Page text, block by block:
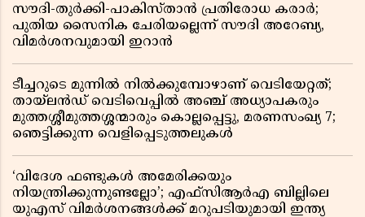
സൗദി-തുർക്കി-പാകിസ്താൻ പ്രതിരോധ കരാർ;
പുതിയ സൈനിക ചേരിയല്ലെന്ന് സൗദി അറേബ്യ,
വിമർശനവുമായി ഇറാൻ
ടീച്ചറുടെ മുന്നിൽ നിൽക്കുമ്പോഴാണ് വെടിയേറ്റത്;
തായ്‌ലൻഡ് വെടിവെപ്പിൽ അഞ്ച് അധ്യാപകരും
മുത്തശ്ശീമുത്തശ്ശന്മാരും കൊല്ലപ്പെട്ടു, മരണസംഖ്യ 7;
ഞെട്ടിക്കുന്ന വെളിപ്പെടുത്തലുകൾ
‘വിദേശ ഫണ്ടുകൾ അമേരിക്കയും
നിയന്ത്രിക്കുന്നുണ്ടല്ലോ’; എഫ്സിആർഎ ബില്ലിലെ
യുഎസ് വിമർശനങ്ങൾക്ക് മറുപടിയുമായി ഇന്ത്യ